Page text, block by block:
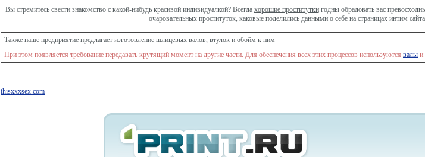
Вы стремитесь свести знакомство с какой-нибудь красивой индивидуалкой? Всегда хорошие проституткигодны обрадовать вас
очаровательных проституток, каковые поделились данными о себе на страницах интим сайта
Также наше предприятие предлагает изготовление шлицевых валов, втулок и обойм к ним
При этом появляется требование передавать крутящий момент на другие части. Для обеспечения всех этих процессов используются валы и
thisxxxsex.com